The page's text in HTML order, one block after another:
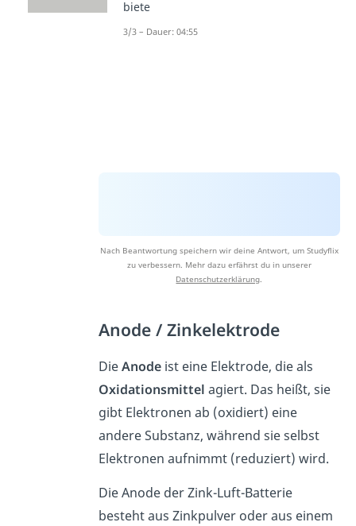
Nach Beantwortung speichern wir deine Antwort, um Studyflix
zu verbessern. Mehr dazu erfährst du in unserer
Datenschutzerklärung.
Anode / Zinkelektrode
DieAnodeist eine Elektrode, die als
Oxidationsmittel agiert. Das heißt, sie
gibt Elektronen ab (oxidiert) eine
andere Substanz, während sie selbst
Elektronen aufnimmt (reduziert) wird.
Die Anode der Zink-Luft-Batterie
besteht aus Zinkpulver oder aus einem
biete
3/3 – Dauer: 04:55